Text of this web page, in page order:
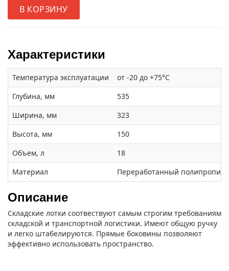
В КОРЗИНУ
Характеристики
Температура эксплуатации
от -20 до +75°C
Глубина, мм
535
Ширина, мм
323
Высота, мм
150
Объем, л
18
Материал
Переработанный
Описание
Складские лотки соотвествуют самым строгим требованиям
складской и транспортной логистики. Имеют общую ручку
и легко штабелируются. Прямые боковины позволяют
эффективно использовать пространство.